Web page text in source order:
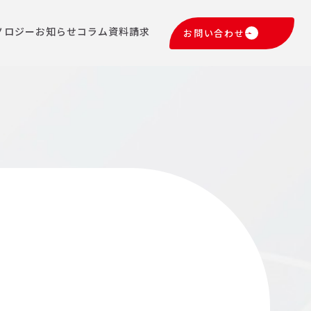
ロジーお知らせコラム資料請求 お問い合わせ